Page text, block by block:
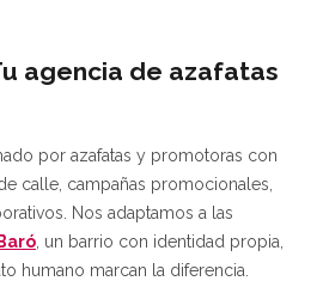
agencia de azafatas
por azafatas y promotoras con
calle, campañas promocionales,
Nos adaptamos a las
, un barrio con identidad propia,
humano marcan la diferencia.